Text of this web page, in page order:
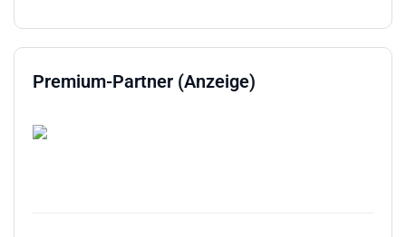
Premium-Partner (Anzeige)